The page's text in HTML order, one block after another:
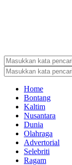
Home
Bontang
Kaltim
Nusantara
Dunia
Olahraga
Advertorial
Selebriti
Ragam